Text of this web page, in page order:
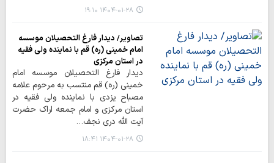
۱۴۰۴-۰۱-۲۸ ۱۹:۱۰
تصاویر/ دیدار فارغ التحصیلان موسسه
امام خمینی (ره) قم با نماینده ولی فقیه
در استان مرکزی
دیدار فارغ التحصیلان موسسه امام
خمینی (ره) قم منتسب به مرحوم علامه
مصباح یزدی با نماینده ولی فقیه در
استان مرکزی و امام جمعه اراک حضرت
آیت الله دری نجف…
۱۴۰۴-۰۱-۲۸ ۱۸:۴۱